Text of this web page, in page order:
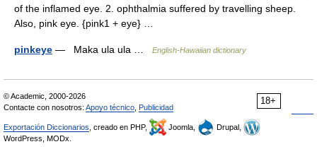
of the inflamed eye. 2. ophthalmia suffered by travelling sheep.
Also, pink eye. {pink1 + eye} …
pinkeye — Maka ula ula … English-Hawaiian dictionary
18+
© Academic, 2000-2026
Contacte con nosotros: Apoyo técnico Publicidad
Exportación Diccionarios , creado en PHP, Joomla,
Drupal,
WordPress, MODx.